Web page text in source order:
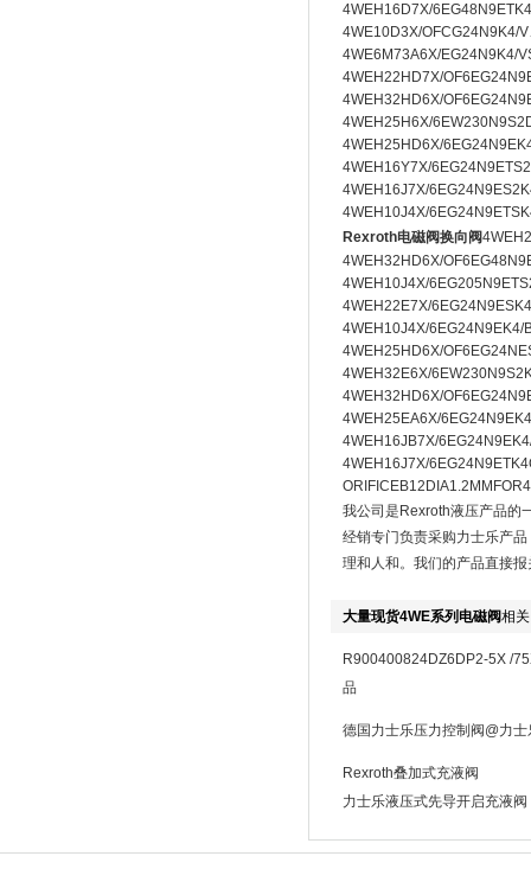
4WEH16D7X/
4WE10D3X/OFCG24N9K4/
4WE6M73A6X/EG24N9K4/
4WEH22HD7X/
4WEH32HD6X/
4WEH25H6X/
4WEH25HD6X/
4WEH16Y7X/
4WEH16J7X/
4WEH10J4X/
Rexroth电磁阀换向阀
4WEH32HD6X/
4WEH10J4X/
4WEH22E7X/
4WEH10J4X/6EG24N9EK4/
4WEH25HD6X/
4WEH32E6X/
4WEH32HD6X/
4WEH25EA6X/
4WEH16JB7X/
4WEH16J7X/
我公司是Rexroth液压产品的
经销专门负责采购力士乐产
理和人和。我们的产品直接
大量现货4WE系列电磁阀相
R900400824DZ6DP2-5X /
品
德国力士乐压力控制阀@力士
Rexroth叠加式充液阀
力士乐液压式先导开启充液阀